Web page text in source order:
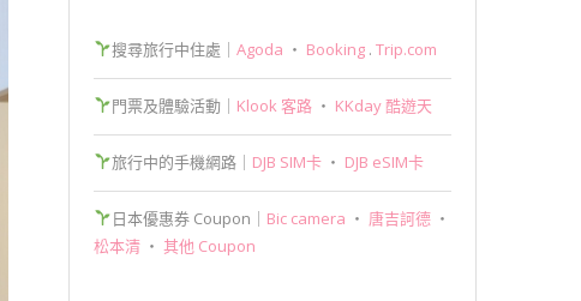
搜尋旅行中住處｜ Agoda ‧ Booking. Trip.com
門票及體驗活動｜ Klook 客路‧ KKday 酷遊天
旅行中的手機網路｜ DJB SIM卡‧ DJB eSIM卡
日本優惠券 Coupon｜ Bic camera ‧ 唐吉訶德‧
松本清 ‧ 其他 Coupon